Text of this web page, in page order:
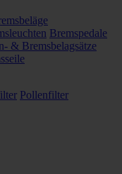
Bremspedale
& Bremsbelagsätze
Pollenfilter